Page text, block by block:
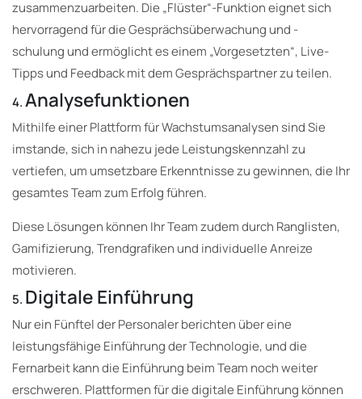
zusammenzuarbeiten. Die „Flüster“-Funktion eignet sich
hervorragend für die Gesprächsüberwachung und -
schulung und ermöglicht es einem „Vorgesetzten“, Live-
Tipps und Feedback mit dem Gesprächspartner zu teilen.
4.Analysefunktionen
Mithilfe einer Plattform für Wachstumsanalysen sind Sie
imstande, sich in nahezu jede Leistungskennzahl zu
vertiefen, um umsetzbare Erkenntnisse zu gewinnen, die Ihr
gesamtes Team zum Erfolg führen.
Diese Lösungen können Ihr Team zudem durch Ranglisten,
Gamifizierung, Trendgrafiken und individuelle Anreize
motivieren.
5. Digitale Einführung
Nur ein Fünftel der Personaler berichten über eine
leistungsfähige Einführung der Technologie, und die
Fernarbeit kann die Einführung beim Team noch weiter
erschweren. Plattformen für die digitale Einführung können